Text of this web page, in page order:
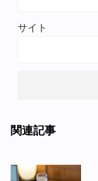
サイト
関連記事